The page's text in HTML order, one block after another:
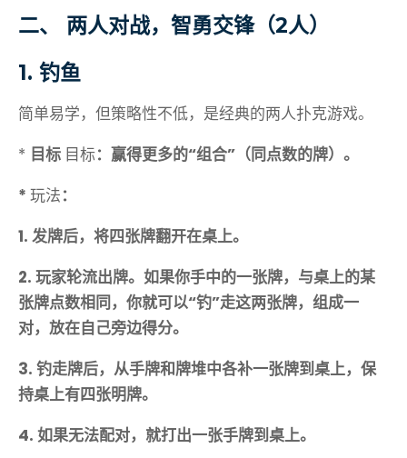
二、 两人对战，智勇交锋（2人）
1. 钓鱼
简单易学，但策略性不低，是经典的两人扑克游戏。
* 目标 目标：赢得更多的“组合”（同点数的牌）。
* 玩法：
1. 发牌后，将四张牌翻开在桌上。
2. 玩家轮流出牌。如果你手中的一张牌，与桌上的某
张牌点数相同，你就可以“钓”走这两张牌，组成一
对，放在自己旁边得分。
3. 钓走牌后，从手牌和牌堆中各补一张牌到桌上，保
持桌上有四张明牌。
4. 如果无法配对，就打出一张手牌到桌上。